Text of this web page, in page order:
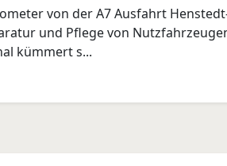
von der A7 Ausfahrt
und Pflege von
kümmert s...